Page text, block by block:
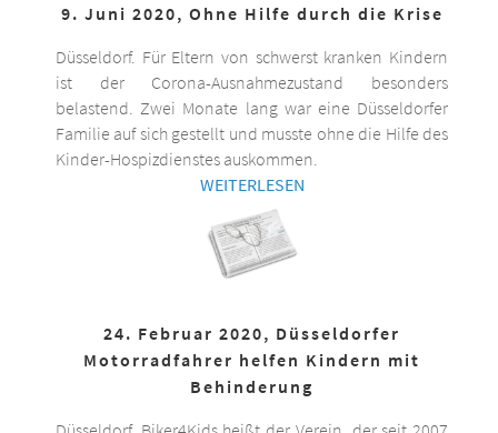
9. Juni 2020, Ohne Hilfe durch die Krise
Düsseldorf. Für Eltern von schwerst kranken Kindern
ist der Corona-Ausnahmezustand besonders
belastend. Zwei Monate lang war eine Düsseldorfer
Familie auf sich gestellt und musste ohne die Hilfe des
Kinder-Hospizdienstes auskommen.
WEITERLESEN
24. Februar 2020, Düsseldorfer
Motorradfahrer helfen Kindern mit
Behinderung